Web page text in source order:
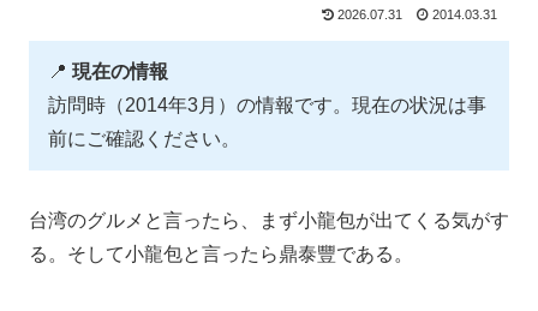
2026.07.31 2014.03.31
📍 現在の情報
訪問時（2014年3月）の情報です。現在の状況は事
前にご確認ください。
台湾のグルメと言ったら、まず小龍包が出てくる気がす
る。そして小龍包と言ったら鼎泰豐である。